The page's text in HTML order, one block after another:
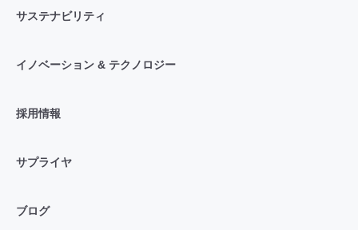
サステナビリティ
イノベーション & テクノロジー
採用情報
サプライヤ
ブログ